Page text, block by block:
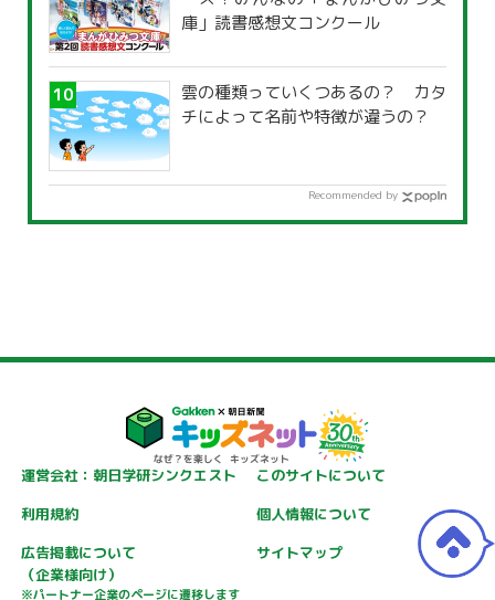
庫」読書感想文コンクール
雲の種類っていくつあるの？ カタ
チによって名前や特徴が違うの？
Recommended by
運営会社：朝日学研シンクエスト
このサイトについて
利用規約
個人情報について
広告掲載について
（企業様向け）
※パートナー企業のページに遷移します
サイトマップ